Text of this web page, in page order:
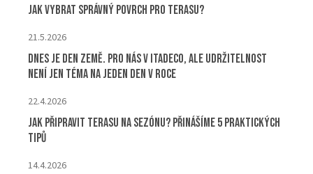
Jak vybrat správný povrch pro terasu?
21.5.2026
Dnes je Den Země. Pro nás v ITADECO, ale udržitelnost
není jen téma na jeden den v roce
22.4.2026
Jak připravit terasu na sezónu? Přinášíme 5 praktických
tipů
14.4.2026